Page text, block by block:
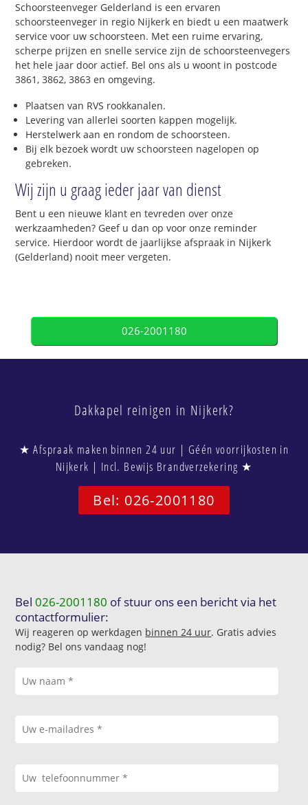
Schoorsteenveger Gelderland is een ervaren
schoorsteenveger in regio Nijkerk en biedt u een maatwerk
service voor uw schoorsteen. Met een ruime ervaring,
scherpe prijzen en snelle service zijn de schoorsteenvegers
het hele jaar door actief. Bel ons als u woont in postcode
3861, 3862, 3863 en omgeving.
Plaatsen van RVS rookkanalen.
Levering van allerlei soorten kappen mogelijk.
Herstelwerk aan en rondom de schoorsteen.
Bij elk bezoek wordt uw schoorsteen nagelopen op
gebreken.
Wij zijn u graag ieder jaar van dienst
Bent u een nieuwe klant en tevreden over onze
werkzaamheden? Geef u dan op voor onze reminder
service. Hierdoor wordt de jaarlijkse afspraak in Nijkerk
(Gelderland) nooit meer vergeten.
026-2001180
Dakkapel reinigen in Nijkerk?
★ Afspraak maken binnen 24 uur | Géén voorrijkosten in
Nijkerk | Incl. Bewijs Brandverzekering ★
Bel: 026-2001180
Bel026-2001180 of stuur ons een bericht via het
contactformulier:
Wij reageren op werkdagen binnen 24 uur. Gratis advies
nodig? Bel ons vandaag nog!